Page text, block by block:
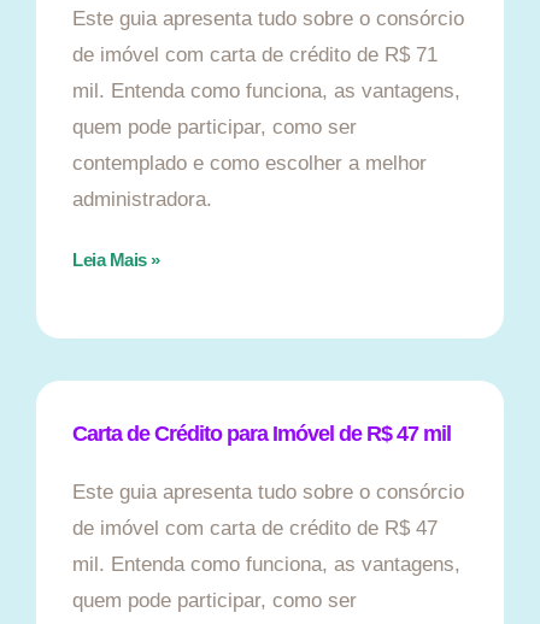
Este guia apresenta tudo sobre o consórcio
de imóvel com carta de crédito de R$ 71
mil. Entenda como funciona, as vantagens,
quem pode participar, como ser
contemplado e como escolher a melhor
administradora.
Leia Mais »
Carta de Crédito para Imóvel de R$ 47 mil
Este guia apresenta tudo sobre o consórcio
de imóvel com carta de crédito de R$ 47
mil. Entenda como funciona, as vantagens,
quem pode participar, como ser